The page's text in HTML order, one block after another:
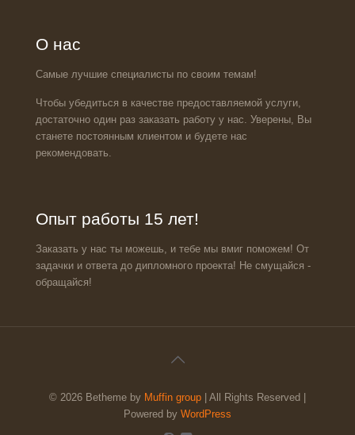
О нас
Самые лучшие специалисты по своим темам!
Чтобы убедиться в качестве предоставляемой услуги,
достаточно один раз заказать работу у нас. Уверены, Вы
станете постоянным клиентом и будете нас
рекомендовать.
Опыт работы 15 лет!
Заказать у нас ты можешь, и тебе мы вмиг поможем! От
задачки и ответа до дипломного проекта! Не смущайся -
обращайся!
© 2026 Betheme by Muffin group | All Rights Reserved |
Powered by WordPress